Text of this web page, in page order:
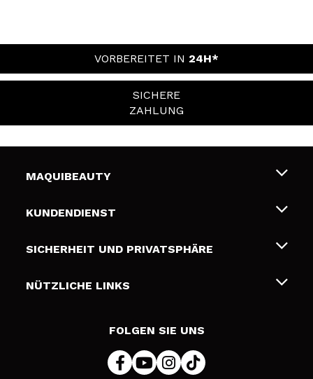
VORBEREITET IN 24H*
SICHERE
ZAHLUNG
MAQUIBEAUTY
Über uns
Geschenkkarten
KUNDENDIENST
Liefer- und Versandkosten
Zahlung
SICHERHEIT UND PRIVATSPHÄRE
Bedingungen und Datenschutz
NÜTZLICHE LINKS
FOLGEN SIE UNS